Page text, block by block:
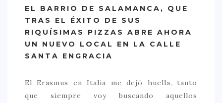
< 25 €
25 – 50 €
> 50 €
EL BARRIO DE SALAMANCA, QUE
TRAS EL ÉXITO DE SUS
RIQUÍSIMAS PIZZAS ABRE AHORA
UN NUEVO LOCAL EN LA CALLE
SANTA ENGRACIA
El Erasmus en Italia me dejó huella, tanto
que siempre voy buscando aquellos